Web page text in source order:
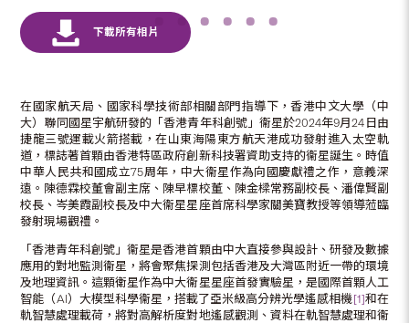
在國家航天局、國家科學技術部相關部門指導下，香港中文大學（中
大）聯同國星宇航研發的「香港青年科創號」衞星於2024年9月24日由
捷龍三號運載火箭搭載，在山東海陽東方航天港成功發射進入太空軌
道，標誌著首顆由香港特區政府創新科技署資助支持的衞星誕生。時值
中華人民共和國成立75周年，中大衞星作為向國慶獻禮之作，意義深
遠。陳德霖校董會副主席、陳早標校董、陳金樑常務副校長、潘偉賢副
校長、岑美霞副校長及中大衞星星座首席科學家關美寶教授等領導蒞臨
發射現場觀禮。
「香港青年科創號」衞星是香港首顆由中大直接參與設計、研發及數據
應用的對地監測衞星，將會聚焦探測包括香港及大灣區附近一帶的環境
及地理資訊。這顆衛星作為中大衞星星座首發實驗星，是國際首顆人工
智能（AI）大模型科學衞星，搭載了亞米級高分辨光學遙感相機 [1]和在
軌智慧處理載荷，將對高解析度對地遙感觀測、資料在軌智慧處理和衞